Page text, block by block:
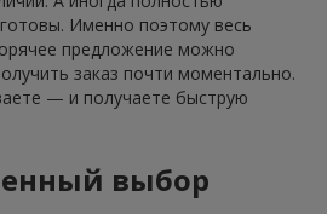
Именно поэтому весь
предложение можно
заказ почти моментально.
— и получаете быструю
выбор